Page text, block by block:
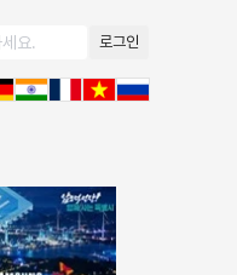
로그인